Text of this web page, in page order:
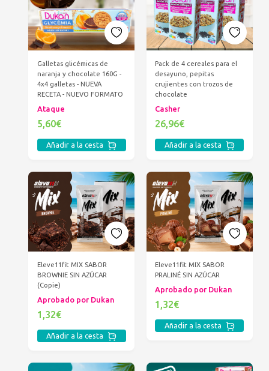
Galletas glicémicas de
naranja y chocolate 160G -
4x4 galletas - NUEVA
RECETA - NUEVO FORMATO
Ataque
5,60€
Añadir a la cesta
Pack de 4 cereales para el
desayuno, pepitas
crujientes con trozos de
chocolate
Casher
26,96€
Añadir a la cesta
Eleve11fit MIX SABOR
BROWNIE SIN AZÚCAR
(Copie)
Aprobado por Dukan
1,32€
Añadir a la cesta
Eleve11fit MIX SABOR
PRALINÉ SIN AZÚCAR
Aprobado por Dukan
1,32€
Añadir a la cesta